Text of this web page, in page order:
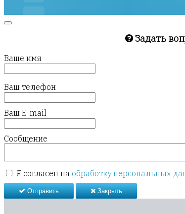
Задать
Ваше имя
Ваш телефон
Ваш E-mail
Сообщение
Я согласен на обработку персональных
Отправить Закрыть